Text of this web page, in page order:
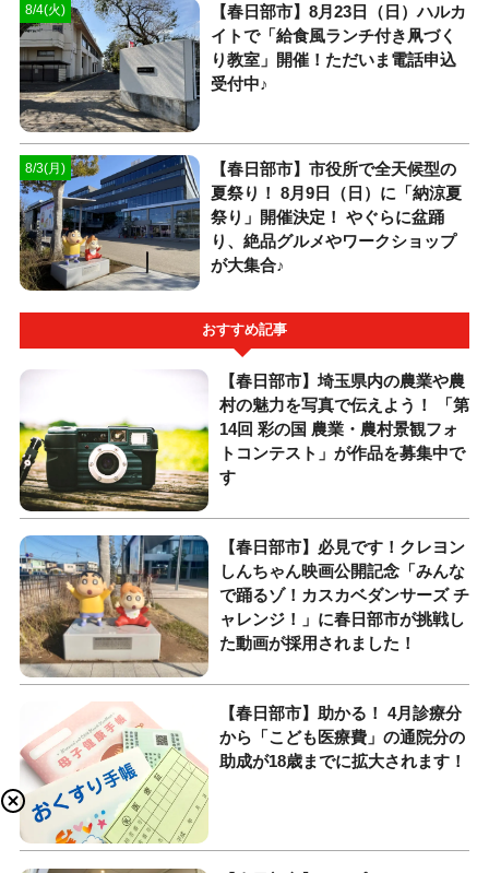
8/4(火)
【春日部市】8月23日（日）ハルカ
イトで「給食風ランチ付き凧づく
り教室」開催！ただいま電話申込
受付中♪
8/3(月)
【春日部市】市役所で全天候型の
夏祭り！ 8月9日（日）に「納涼夏
祭り」開催決定！ やぐらに盆踊
り、絶品グルメやワークショップ
が大集合♪
おすすめ記事
【春日部市】埼玉県内の農業や農
村の魅力を写真で伝えよう！ 「第
14回 彩の国 農業・農村景観フォ
トコンテスト」が作品を募集中で
す
【春日部市】必見です！クレヨン
しんちゃん映画公開記念「みんな
で踊るゾ！カスカベダンサーズ チ
ャレンジ！」に春日部市が挑戦し
た動画が採用されました！
【春日部市】助かる！ 4月診療分
から「こども医療費」の通院分の
助成が18歳までに拡大されます！